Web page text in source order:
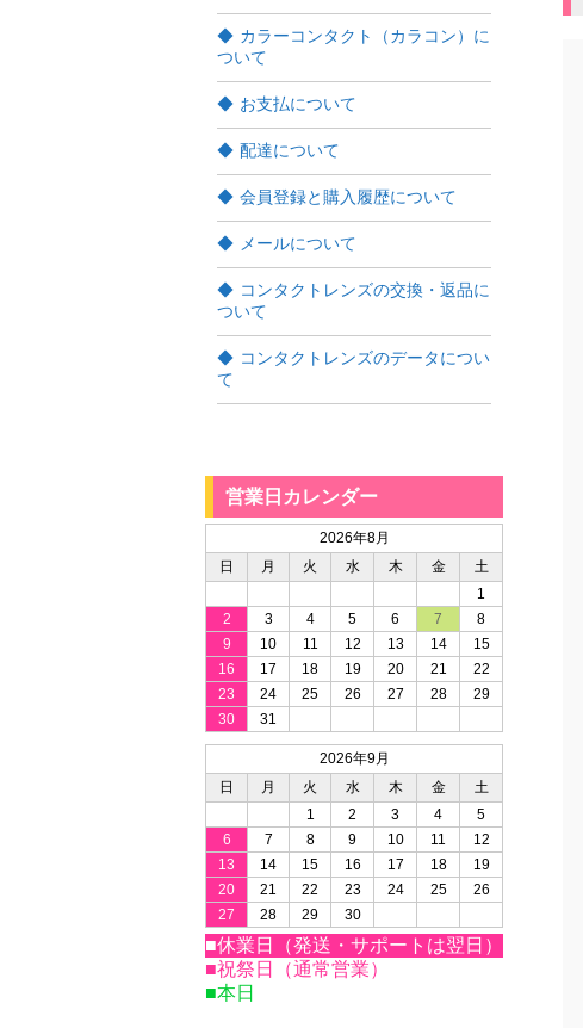
カラーコンタクト（カラコン）に
ついて
お支払について
配達について
会員登録と購入履歴について
メールについて
コンタクトレンズの交換・返品に
ついて
コンタクトレンズのデータについ
て
営業日カレンダー
2026年8月
日
月 火 水 木 金
土
1
2
3 4 5 6 7
8
9
10 11 12 13 14
15
16
17 18 19 20 21
22
23
24 25 26 27 28
29
30
31
2026年9月
日
月 火 水 木 金
土
1
2 3 4
5
6
7 8 9 10 11
12
13
14 15 16 17 18
19
20
21 22 23 24 25
26
27
28 29 30
■休業日（発送・サポートは翌日）
■祝祭日（通常営業）
■本日